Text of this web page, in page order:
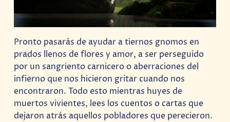
Pronto pasarás de ayudar a tiernos gnomos en
prados llenos de flores y amor, a ser perseguido
por un sangriento carnicero o aberraciones del
infierno que nos hicieron gritar cuando nos
encontraron. Todo esto mientras huyes de
muertos vivientes, lees los cuentos o cartas que
dejaron atrás aquellos pobladores que perecieron.